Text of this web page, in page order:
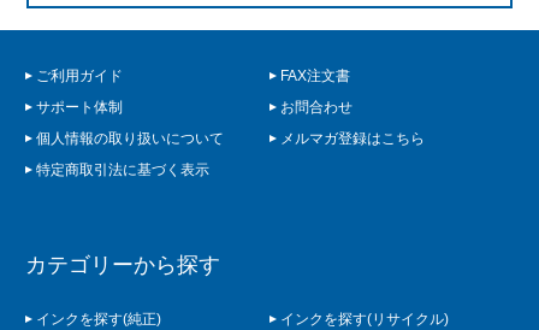
ご利用ガイド
FAX注文書
サポート体制
お問合わせ
個人情報の取り扱いについて
メルマガ登録はこちら
特定商取引法に基づく表示
カテゴリーから探す
インクを探す(純正) インクを探す(リサイクル)